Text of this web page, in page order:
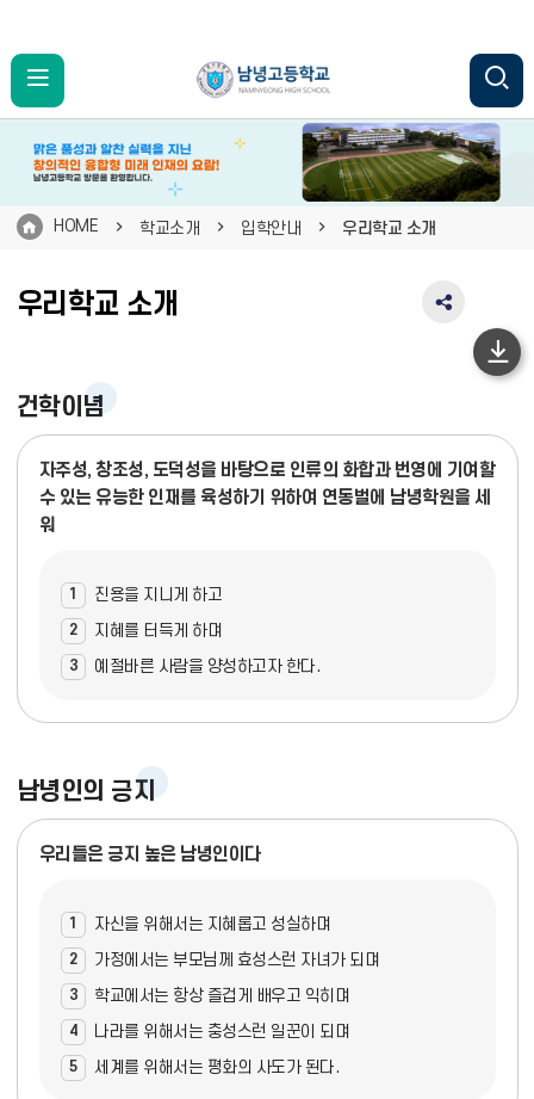
HOME 학교소개 입학안내 우리학교 소개
우리학교 소개
SNS
펼
기
건학이념
자주성, 창조성, 도덕성을 바탕으로 인류의 화합과 번영에 기여할
수 있는 유능한 인재를 육성하기 위하여 연동벌에 남녕학원을 세
워
1 진용을 지니게 하고
2 지혜를 터득게 하며
3 예절바른 사람을 양성하고자 한다.
남녕인의 긍지
우리들은 긍지 높은 남녕인이다
1 자신을 위해서는 지혜롭고 성실하며
2 가정에서는 부모님께 효성스런 자녀가 되며
3 학교에서는 항상 즐겁게 배우고 익히며
4 나라를 위해서는 충성스런 일꾼이 되며
5 세계를 위해서는 평화의 사도가 된다.
하
이
동